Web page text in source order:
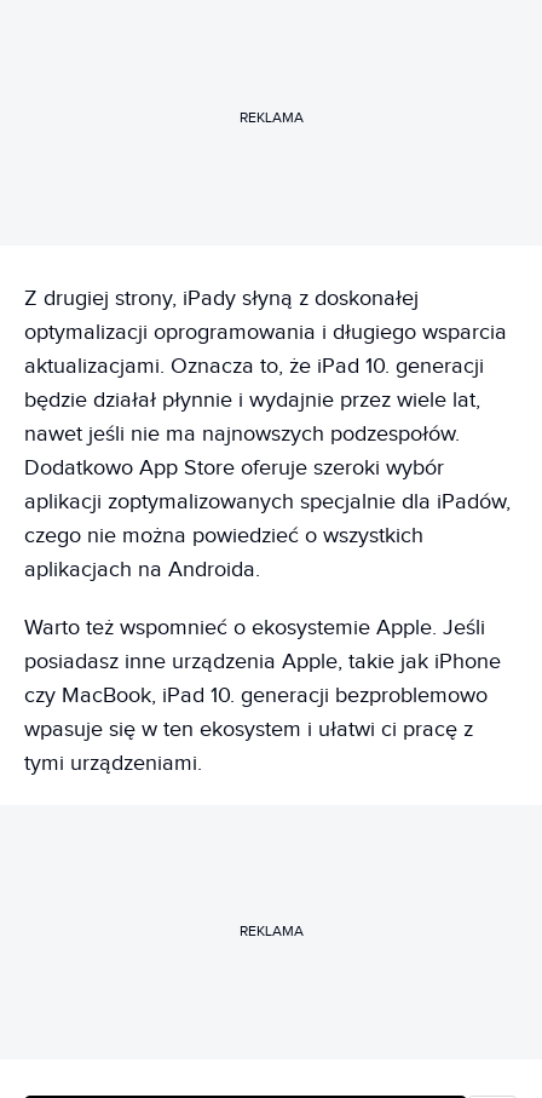
REKLAMA
Z drugiej strony, iPady słyną z doskonałej
optymalizacji oprogramowania i długiego wsparcia
aktualizacjami. Oznacza to, że iPad 10. generacji
będzie działał płynnie i wydajnie przez wiele lat,
nawet jeśli nie ma najnowszych podzespołów.
Dodatkowo App Store oferuje szeroki wybór
aplikacji zoptymalizowanych specjalnie dla iPadów,
czego nie można powiedzieć o wszystkich
aplikacjach na Androida.
Warto też wspomnieć o ekosystemie Apple. Jeśli
posiadasz inne urządzenia Apple, takie jak iPhone
czy MacBook, iPad 10. generacji bezproblemowo
wpasuje się w ten ekosystem i ułatwi ci pracę z
tymi urządzeniami.
REKLAMA